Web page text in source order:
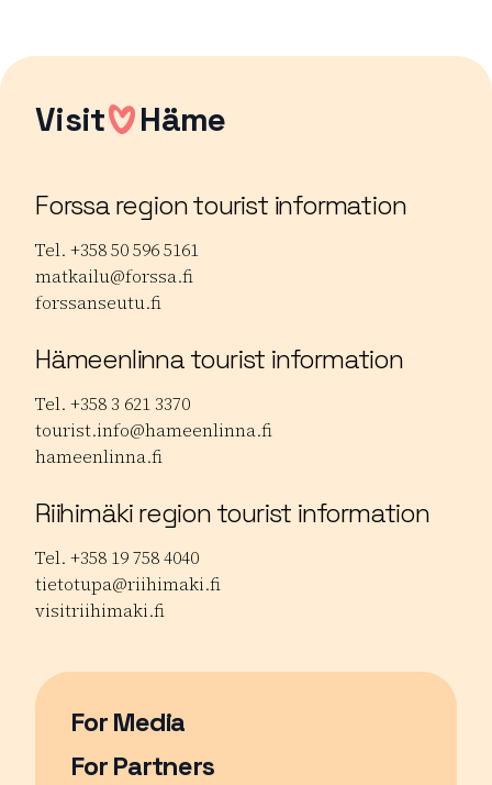
Visit Häme
Forssa region tourist information
Tel. +358 50 596 5161
matkailu@forssa.fi
forssanseutu.fi
Hämeenlinna tourist information
Tel. +358 3 621 3370
tourist.info@hameenlinna.fi
hameenlinna.fi
Riihimäki region tourist information
Tel. +358 19 758 4040
tietotupa@riihimaki.fi
visitriihimaki.fi
For Media
For Partners